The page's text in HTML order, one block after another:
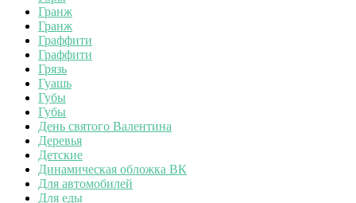
Гранж
Гранж
Граффити
Граффити
Грязь
Гуашь
Губы
Губы
День святого Валентина
Деревья
Детские
Динамическая обложка ВК
Для автомобилей
Для еды